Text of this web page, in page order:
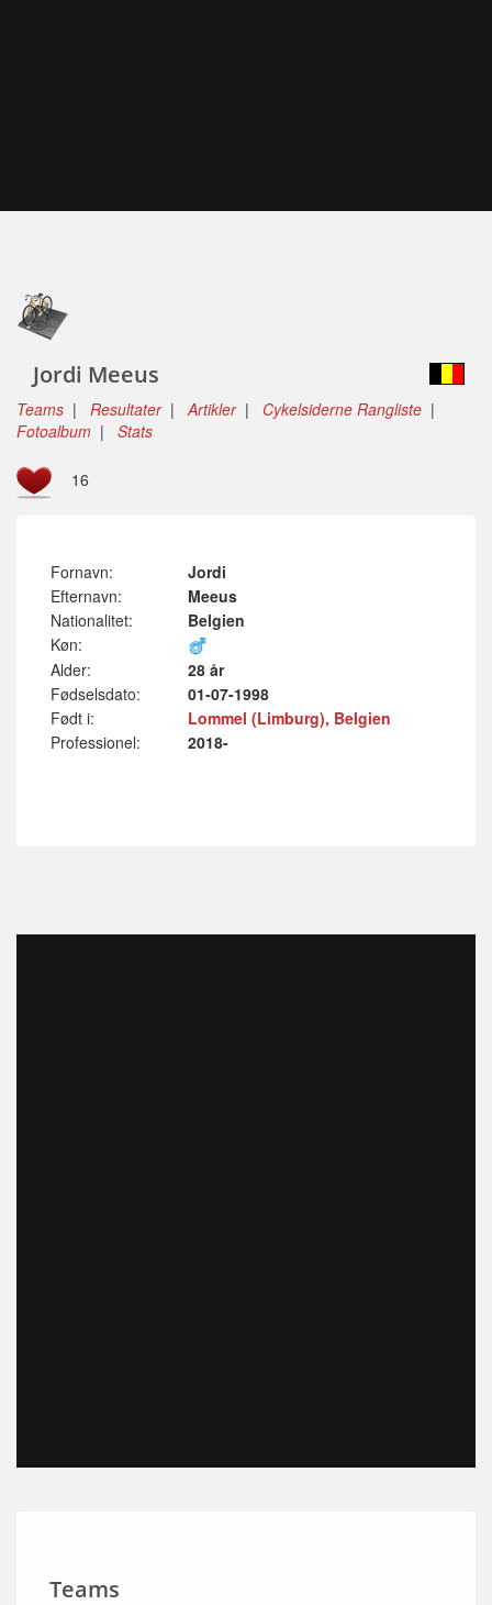
Jordi Meeus
Teams | Resultater|Artikler| Cykelsiderne Rangliste |
Fotoalbum | Stats
16
Fornavn:
Jordi
Efternavn:
Meeus
Nationalitet:
Belgien
Køn:
Alder:
28 år
Fødselsdato:
01-07-1998
Født i:
Lommel (Limburg), Belgien
Professionel:
2018-
Teams